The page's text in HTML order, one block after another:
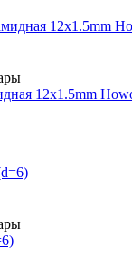
12x1.5mm